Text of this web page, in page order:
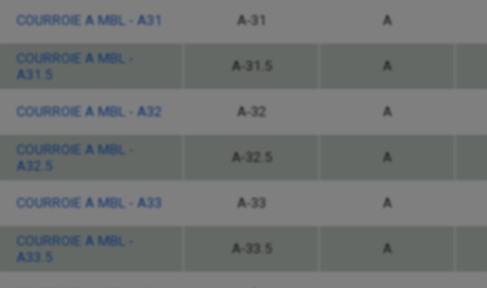
COURROIE A MBL - A31 A-31 A
COURROIE A MBL -
A31.5
A-31.5 A
COURROIE A MBL - A32 A-32 A
COURROIE A MBL -
A32.5
A-32.5 A
COURROIE A MBL - A33 A-33 A
COURROIE A MBL -
A33.5
A-33.5 A